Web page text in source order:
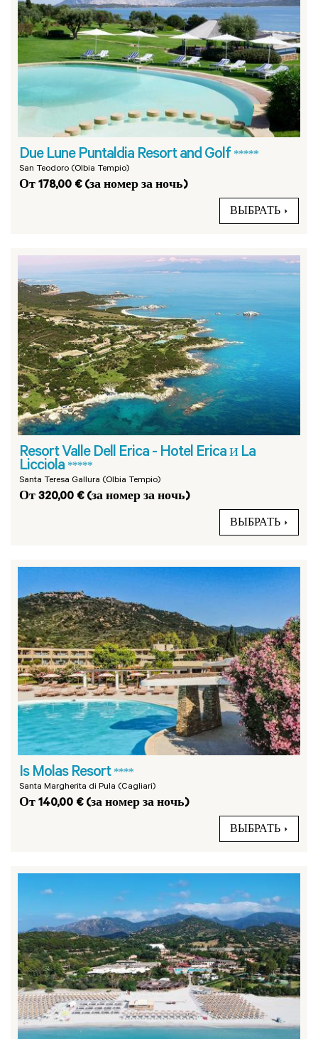
Due Lune Puntaldia Resort and Golf *****
San Teodoro (Olbia Tempio)
От 178,00 € (за номер за ночь)
ВЫБРАТЬ
Resort Valle Dell Erica - Hotel Erica и La
Licciola *****
Santa Teresa Gallura (Olbia Tempio)
От 320,00 € (за номер за ночь)
ВЫБРАТЬ
Is Molas Resort ****
Santa Margherita di Pula (Cagliari)
От 140,00 € (за номер за ночь)
ВЫБРАТЬ